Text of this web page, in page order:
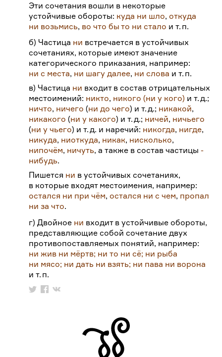
Эти сочетания вошли в некоторые
устойчивые обороты: куда ни шло,откуда
ни возьмись, во что бы то ни стало и т. п.
б) Частица ни встречается в устойчивых
сочетаниях, которые имеют значение
категорического приказания, например:
ни с места, ни шагу далee, ни слова и т. п.
в) Частица ни входит в состав отрицательных
местоимений: никто, никого (ни у кого) и т.д.;
ничто, ничего (ни до чего) и т.д.; никакой,
никакого (ни у какого) и т.д.; ничей, ничьего
(ни у чьего) и т.д. и наречий: никогда, нигде,
никуда, ниоткуда, никак, нисколько,
нипочём, ничуть, а также в состав частицы-
нибудь.
Пишется ни в устойчивых сочетаниях,
в которые входят местоимения, например:
остался ни при чём,остался ни с чем, пропал
ни за что.
г) Двойное ни входит в устойчивые обороты,
представляющие собой сочетание двух
противопоставляемых понятий, например:
ни жив ни мёртв; ни то ни сё; ни рыба
ни мясо; ни дать ни взять; ни пава ни ворона
и т. п.